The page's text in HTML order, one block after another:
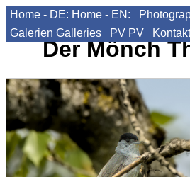
Home - DE: Home - EN:
Galerien Galleries PV PV Kontakt
Der Mönch